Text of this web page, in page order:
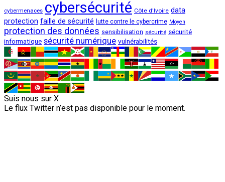
cybermenaces cybersécurité Côte d'Ivoire data
protection faille de sécurité lutte contre le cybercrime Moyen
protection des données sensibilisation sécurité sécurité
informatique sécurité numérique vulnérabilités
Suis nous sur X
Le flux Twitter n’est pas disponible pour le moment.